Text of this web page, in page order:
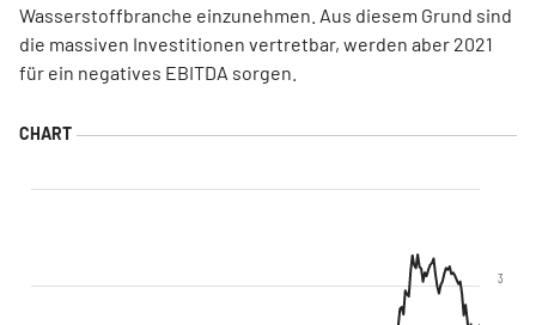
Wasserstoffbranche einzunehmen. Aus diesem Grund sind
die massiven Investitionen vertretbar, werden aber 2021
für ein negatives EBITDA sorgen.
3